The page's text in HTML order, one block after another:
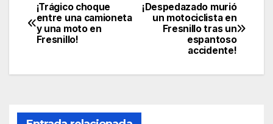
Navegación
de
¡Despedazado murió
un motociclista en
Fresnillo tras un
espantoso
accidente!
¡Trágico choque
entre una camioneta
y una moto en
Fresnillo!